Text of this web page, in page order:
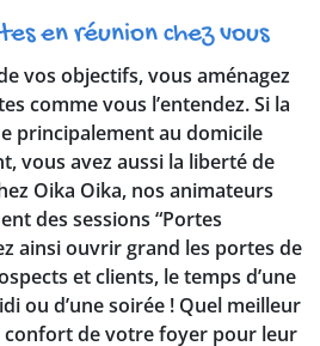
en réunion chez vous
vos objectifs, vous aménagez
comme vous l’entendez. Si la
principalement au domicile
vous avez aussi la liberté de
Oika Oika, nos animateurs
des sessions “Portes
ainsi ouvrir grand les portes de
et clients, le temps d’une
ou d’une soirée ! Quel meilleur
de votre foyer pour leur